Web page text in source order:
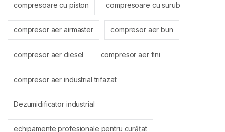
compresoare cu piston compresoare cu surub
compresor aer airmaster compresor aer bun
compresor aer diesel compresor aer fini
compresor aer industrial trifazat
Dezumidificator industrial
echipamente profesionale pentru curățat